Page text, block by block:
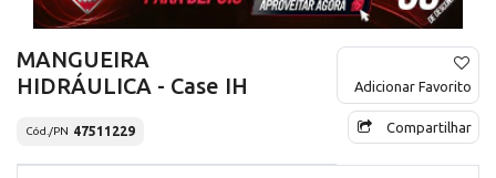
MANGUEIRA
HIDRÁULICA - Case IH
Cód./PN 47511229
Adicionar Favorito
Compartilhar